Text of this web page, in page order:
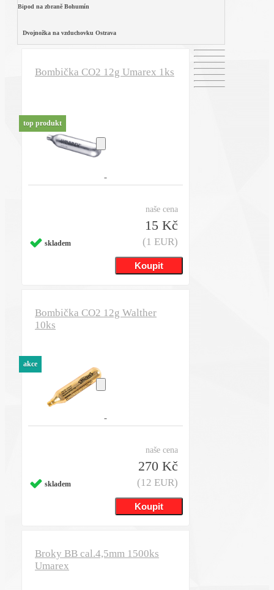
Bipod na zbraně Bohumín
Dvojnožka na vzduchovku Ostrava
Bombička CO2 12g Umarex 1ks
naše cena
15 Kč
(1 EUR)
skladem
top produkt
Bombička CO2 12g Walther
10ks
naše cena
270 Kč
(12 EUR)
skladem
akce
Broky BB cal.4,5mm 1500ks
Umarex